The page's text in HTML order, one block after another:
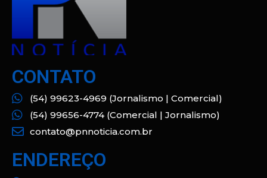
CONTATO
(54) 99623-4969 (Jornalismo | Comercial)
(54) 99656-4774 (Comercial | Jornalismo)
contato@pnnoticia.com.br
ENDEREÇO